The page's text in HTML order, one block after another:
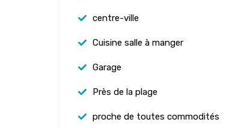
centre-ville
Cuisine salle à manger
Garage
Près de la plage
proche de toutes commodités